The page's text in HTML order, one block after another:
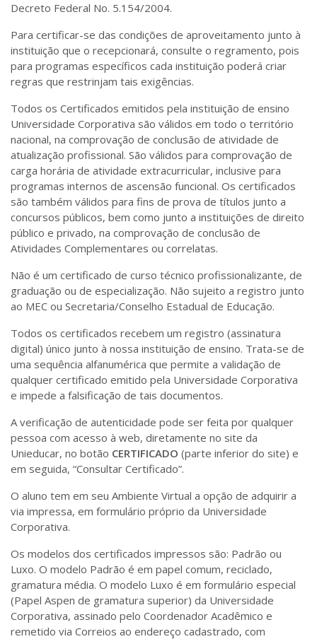
Decreto Federal No. 5.154/2004.
Para certificar-se das condições de aproveitamento junto à
instituição que o recepcionará, consulte o regramento, pois
para programas específicos cada instituição poderá criar
regras que restrinjam tais exigências.
Todos os Certificados emitidos pela instituição de ensino
Universidade Corporativa são válidos em todo o território
nacional, na comprovação de conclusão de atividade de
atualização profissional. São válidos para comprovação de
carga horária de atividade extracurricular, inclusive para
programas internos de ascensão funcional. Os certificados
são também válidos para fins de prova de títulos junto a
concursos públicos, bem como junto a instituições de direito
público e privado, na comprovação de conclusão de
Atividades Complementares ou correlatas.
Não é um certificado de curso técnico profissionalizante, de
graduação ou de especialização. Não sujeito a registro junto
ao MEC ou Secretaria/Conselho Estadual de Educação.
Todos os certificados recebem um registro (assinatura
digital) único junto à nossa instituição de ensino. Trata-se de
uma sequência alfanumérica que permite a validação de
qualquer certificado emitido pela Universidade Corporativa
e impede a falsificação de tais documentos.
A verificação de autenticidade pode ser feita por qualquer
pessoa com acesso à web, diretamente no site da
Unieducar, no botão CERTIFICADO (parte inferior do site) e
em seguida, “Consultar Certificado”.
O aluno tem em seu Ambiente Virtual a opção de adquirir a
via impressa, em formulário próprio da Universidade
Corporativa.
Os modelos dos certificados impressos são: Padrão ou
Luxo. O modelo Padrão é em papel comum, reciclado,
gramatura média. O modelo Luxo é em formulário especial
(Papel Aspen de gramatura superior) da Universidade
Corporativa, assinado pelo Coordenador Acadêmico e
remetido via Correios ao endereço cadastrado, com